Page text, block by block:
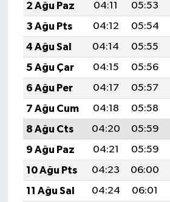
2 Ağu Paz
04:11 05:53
3 Ağu Pts
04:12 05:54
4 Ağu Sal
04:14 05:55
5 Ağu Çar
04:15 05:56
6 Ağu Per
04:17 05:57
7 Ağu Cum
04:18 05:58
8 Ağu Cts
04:20 05:59
9 Ağu Paz
04:21 05:59
10 Ağu Pts
04:23 06:00
11 Ağu Sal
04:24 06:01